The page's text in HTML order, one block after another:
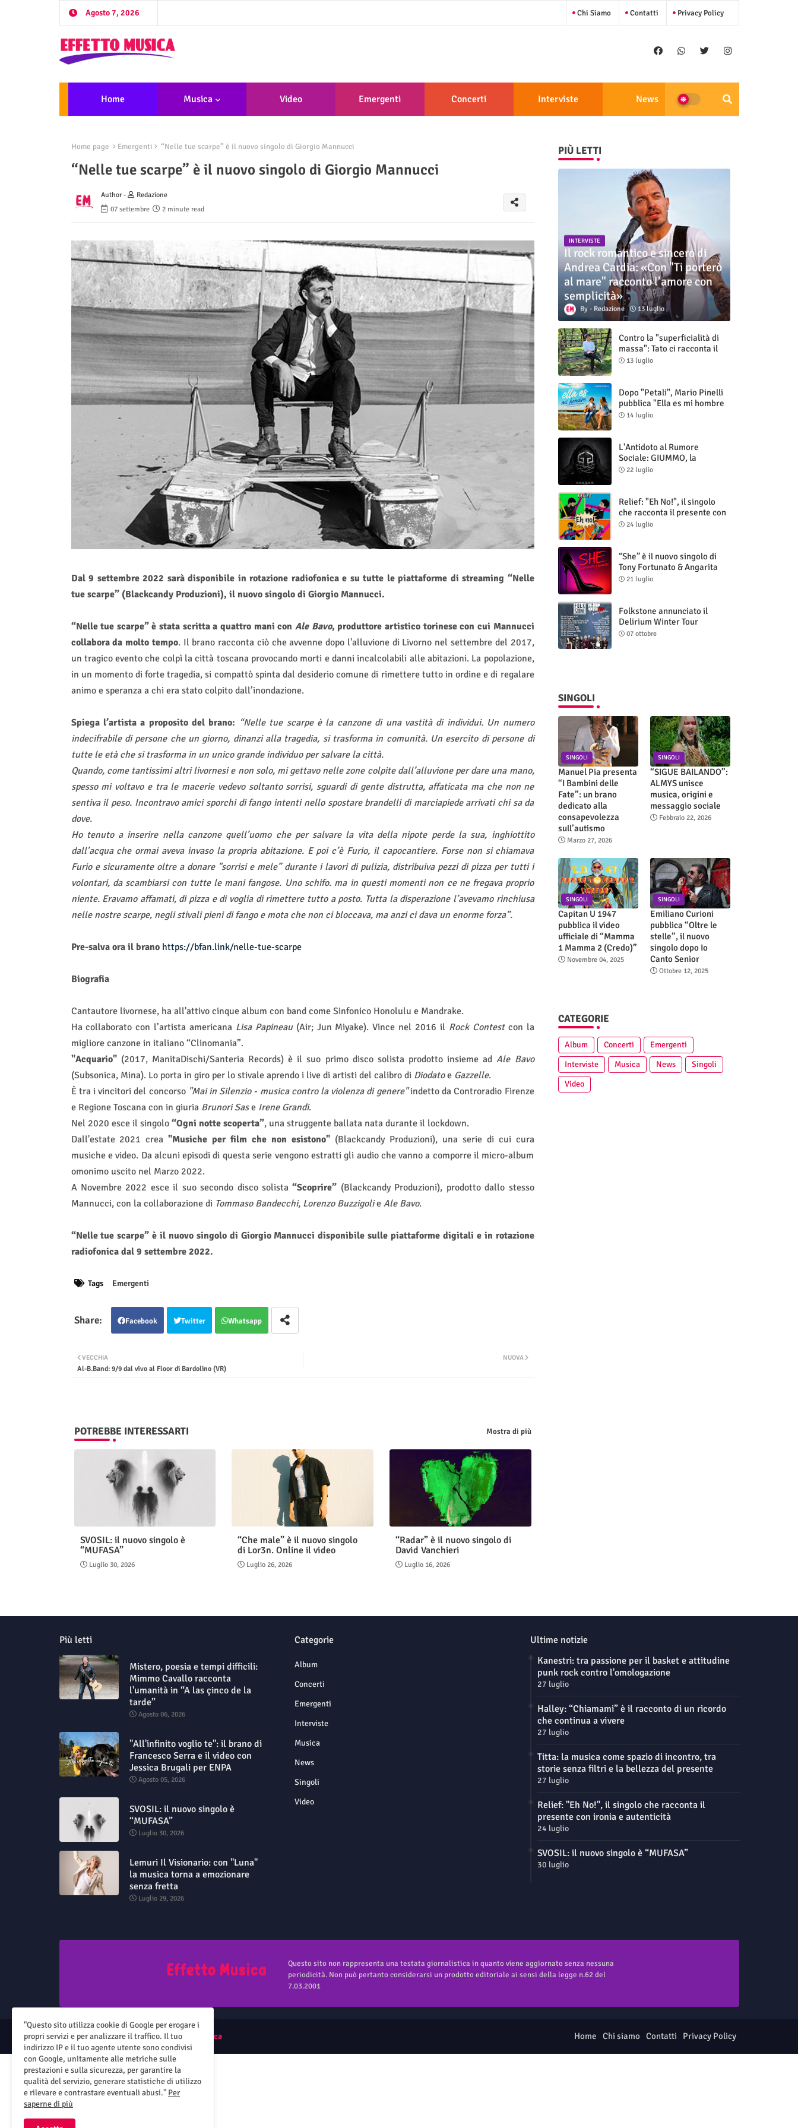
Agosto 7, 2026 Chi Siamo Contatti Privacy Policy
Home Musica Video Emergenti Concerti Interviste News
Home page Emergenti “Nelle tue scarpe” è il nuovo singolo di Giorgio Mannucci
“Nelle tue scarpe” è il nuovo singolo di Giorgio Mannucci
Author -
Redazione
07 settembre
2 minute read
Dal 9 settembre 2022 sarà disponibile in rotazione radiofonica e su tutte le piattaforme di streaming “Nelle
tue scarpe” (Blackcandy Produzioni), il nuovo singolo di Giorgio Mannucci.
“Nelle tue scarpe”è stata scritta a quattro mani con Ale Bavo, produttore artistico torinese con cui Mannucci
collabora da molto tempo. Il brano racconta ciò che avvenne dopo l'alluvione di Livorno nel settembre del 2017,
un tragico evento che colpì la città toscana provocando morti e danni incalcolabili alle abitazioni. La popolazione,
in un momento di forte tragedia, si compattò spinta dal desiderio comune di rimettere tutto in ordine e di regalare
animo e speranza a chi era stato colpito dall’inondazione.
Spiega l’artista a proposito del brano: “Nelle tue scarpe è la canzone di una vastità di individui. Un numero
indecifrabile di persone che un giorno, dinanzi alla tragedia, si trasforma in comunità. Un esercito di persone di
tutte le età che si trasforma in un unico grande individuo per salvare la città.
Quando, come tantissimi altri livornesi e non solo, mi gettavo nelle zone colpite dall’alluvione per dare una mano,
spesso mi voltavo e tra le macerie vedevo soltanto sorrisi, sguardi di gente distrutta, affaticata ma che non ne
sentiva il peso. Incontravo amici sporchi di fango intenti nello spostare brandelli di marciapiede arrivati chi sa da
dove.
Ho tenuto a inserire nella canzone quell’uomo che per salvare la vita della nipote perde la sua, inghiottito
dall’acqua che ormai aveva invaso la propria abitazione. E poi c’è Furio, il capocantiere. Forse non si chiamava
Furio e sicuramente oltre a donare "sorrisi e mele” durante i lavori di pulizia, distribuiva pezzi di pizza per tutti i
volontari, da scambiarsi con tutte le mani fangose. Uno schifo. ma in questi momenti non ce ne fregava proprio
niente. Eravamo affamati, di pizza e di voglia di rimettere tutto a posto. Tutta la disperazione l’avevamo rinchiusa
nelle nostre scarpe, negli stivali pieni di fango e mota che non ci bloccava, ma anzi ci dava un enorme forza”.
Pre-salva ora il brano https://bfan.link/nelle-tue-scarpe
Biografia
Cantautore livornese, ha all'attivo cinque album con band come Sinfonico Honolulu e Mandrake.
Ha collaborato con l’artista americana Lisa Papineau (Air; Jun Miyake). Vince nel 2016 il Rock Contest con la
migliore canzone in italiano “Clinomania”.
"Acquario" (2017, ManitaDischi/Santeria Records) è il suo primo disco solista prodotto insieme adAle Bavo
(Subsonica, Mina). Lo porta in giro per lo stivale aprendo i live di artisti del calibro di Diodatoe Gazzelle.
È tra i vincitori del concorso "Mai in Silenzio - musica contro la violenza di genere"indetto da Controradio Firenze
e Regione Toscana con in giuria Brunori Sase Irene Grandi.
Nel 2020 esce il singolo “Ogni notte scoperta”, una struggente ballata nata durante il lockdown.
Dall'estate 2021 crea"Musiche per film che non esistono" (Blackcandy Produzioni), una serie di cui cura
musiche e video. Da alcuni episodi di questa serie vengono estratti gli audio che vanno a comporre il micro-album
omonimo uscito nel Marzo 2022.
A Novembre 2022 esce il suo secondo disco solista“Scoprire” (Blackcandy Produzioni), prodotto dallo stesso
Mannucci, con la collaborazione di Tommaso Bandecchi, Lorenzo Buzzigolie Ale Bavo.
“Nelle tue scarpe” è il nuovo singolo di Giorgio Mannucci disponibile sulle piattaforme digitali e in rotazione
radiofonica dal 9 settembre 2022.
Tags Emergenti
Facebook Twitter Whatsapp
NUOVA
VECCHIA
Al-B.Band: 9/9 dal vivo al Floor di Bardolino (VR)
POTREBBE INTERESSARTI Mostra di più
SVOSIL: il nuovo singolo è
“MUFASA”
Luglio 30, 2026
“Che male” è il nuovo singolo
di Lor3n. Online il video
Luglio 26, 2026
“Radar” è il nuovo singolo di
David Vanchieri
Luglio 16, 2026
PIÙ LETTI
INTERVISTE
Il rock romantico e sincero di
Andrea Cardia: «Con "Ti porterò
al mare" racconto l’amore con
semplicità»
Redazione 13 luglio
Contro la "superficialità di
massa": Tato ci racconta il
nuovo singolo "Vuoti digitali"
13 luglio
Dopo "Petali", Mario Pinelli
pubblica "Ella es mi hombre
(Il mio uomo è lei)"
14 luglio
L'Antidoto al Rumore
Sociale: GIUMMO, la
Maschera e la Cruda Verità
22 luglio
Relief: "Eh No!", il singolo
che racconta il presente con
ironia e autenticità
24 luglio
“She” è il nuovo singolo di
Tony Fortunato & Angarita
21 luglio
Folkstone annunciato il
Delirium Winter Tour
(Special Edition)
07 ottobre
SINGOLI
SINGOLI
Manuel Pia presenta
“I Bambini delle
Fate”: un brano
dedicato alla
consapevolezza
sull’autismo
Marzo 27, 2026
SINGOLI
“SIGUE BAILANDO”:
ALMYS unisce
musica, origini e
messaggio sociale
Febbraio 22, 2026
SINGOLI
Capitan U 1947
pubblica il video
ufficiale di “Mamma
1 Mamma 2 (Credo)”
Novembre 04, 2025
SINGOLI
Emiliano Curioni
pubblica “Oltre le
stelle”, il nuovo
singolo dopo Io
Canto Senior
Ottobre 12, 2025
CATEGORIE
Album Concerti
Emergenti
Interviste
Musica News
Singoli
Video
Più letti
Mistero, poesia e tempi difficili:
Mimmo Cavallo racconta
l'umanità in “A las çinco de la
tarde”
Agosto 06, 2026
"All'infinito voglio te": il brano di
Francesco Serra e il video con
Jessica Brugali per ENPA
Agosto 05, 2026
SVOSIL: il nuovo singolo è
“MUFASA”
Luglio 30, 2026
Lemuri Il Visionario: con "Luna"
la musica torna a emozionare
senza fretta
Luglio 29, 2026
Categorie
Album
Concerti
Emergenti
Interviste
Musica
News
Singoli
Video
Ultime notizie
Kanestri: tra passione per il basket e attitudine
punk rock contro l'omologazione
27 luglio
Halley: “Chiamami” è il racconto di un ricordo
che continua a vivere
27 luglio
Titta: la musica come spazio di incontro, tra
storie senza filtri e la bellezza del presente
27 luglio
Relief: "Eh No!", il singolo che racconta il
presente con ironia e autenticità
24 luglio
SVOSIL: il nuovo singolo è “MUFASA”
30 luglio
Questo sito non rappresenta una testata giornalistica in quanto viene aggiornato senza nessuna
periodicità. Non può pertanto considerarsi un prodotto editoriale ai sensi della legge n.62 del
7.03.2001
All Right Reserved Copyright ©Effetto Musica Home Chi siamo Contatti Privacy Policy
"Questo sito utilizza cookie di Google per erogare i
propri servizi e per analizzare il traffico. Il tuo
indirizzo IP e il tuo agente utente sono condivisi
con Google, unitamente alle metriche sulle
prestazioni e sulla sicurezza, per garantire la
qualità del servizio, generare statistiche di utilizzo
e rilevare e contrastare eventuali abusi." Per
saperne di più